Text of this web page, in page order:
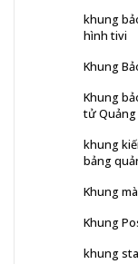
khung
hình tivi
Khung
Khung
tử Quảng
khung
bảng
Khung
Khung
khung